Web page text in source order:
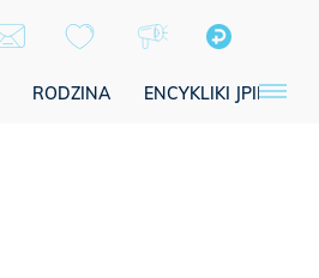
RODZINA ENCYKLIKI JPII